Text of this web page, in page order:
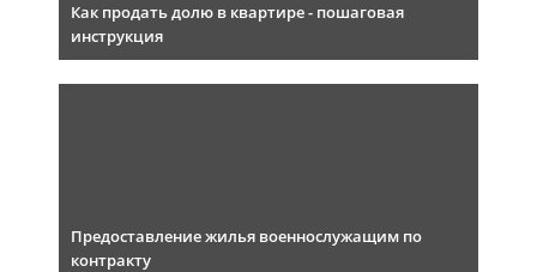
Как продать долю в квартире - пошаговая
инструкция
Предоставление жилья военнослужащим по
контракту